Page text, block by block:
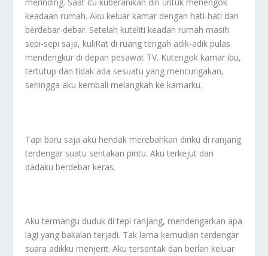
keadaan rumah. Aku keluar kamar dengan hati-hati dan
berdebar-debar. Setelah kuteliti keadan rumah masih
sepi-sepi saja, kuliRat di ruang tengah adik-adik pulas
mendengkur di depan pesawat TV. Kutengok kamar ibu,
tertutup dan tidak ada sesuatu yang mencurigakan,
sehingga aku kembali melangkah ke kamarku.
Tapi baru saja aku hendak merebahkan diriku di ranjang
terdengar suatu sentakan pintu. Aku terkejut dan
dadaku berdebar keras.
Aku termangu duduk di tepi ranjang, mendengarkan apa
lagi yang bakalan terjadi. Tak lama kemudian terdengar
suara adikku menjerit. Aku tersentak dan berlari keluar